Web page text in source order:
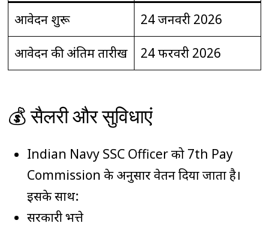
आवेदन शुरू
24 जनवरी 2026
आवेदन की अंतिम तारीख
24 फरवरी 2026
💰 सैलरी और सुविधाएं
Indian Navy SSC Officer को 7th Pay
Commission के अनुसार वेतन दिया जाता है।
इसके साथ:
सरकारी भत्ते